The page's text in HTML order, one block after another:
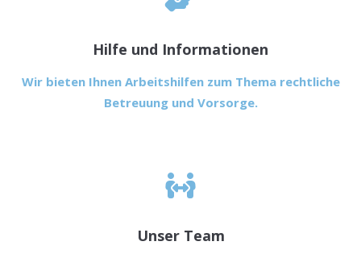
Hilfe und Informationen
Wir bieten Ihnen Arbeitshilfen zum Thema rechtliche
Betreuung und Vorsorge.
Unser Team